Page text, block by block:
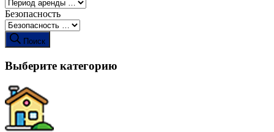
Безопасность
Поиск
Выберите категорию